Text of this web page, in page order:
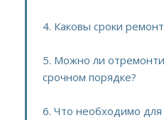
4. Каковы сроки
5. Можно ли
срочном порядке?
6. Что необходимо